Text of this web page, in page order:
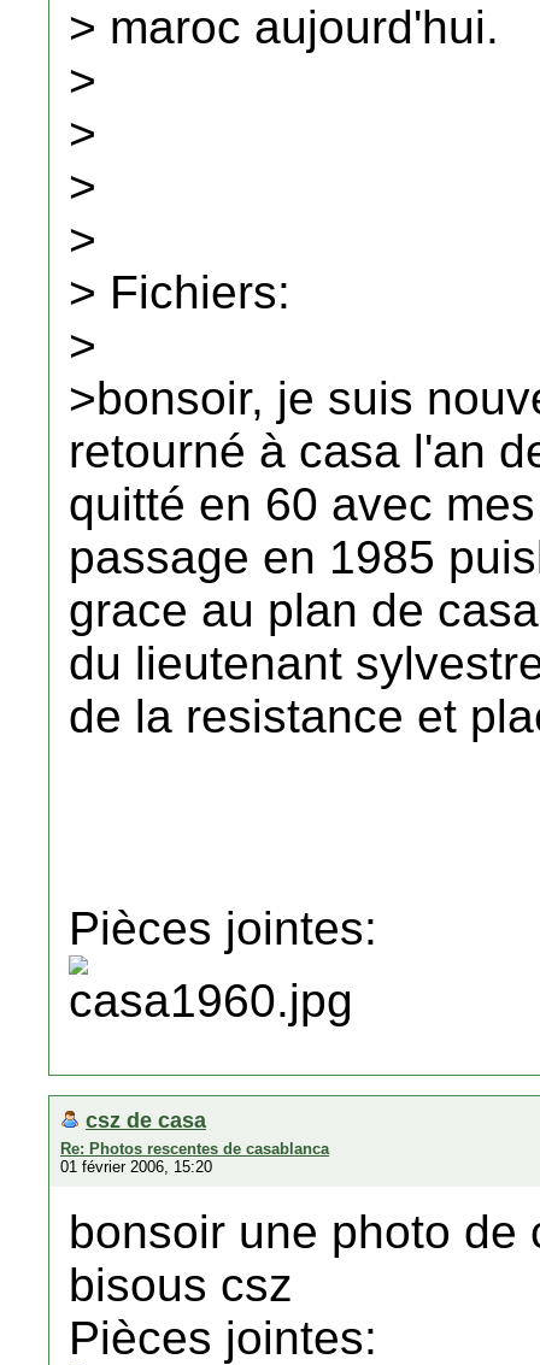
> maroc aujourd'hui.
>
>
>
>
> Fichiers:
>
>bonsoir, je suis
retourné à casa l'an
quitté en 60 avec
passage en 1985
grace au plan de
du lieutenant
de la resistance et
Pièces jointes:
csz de casa
Re: Photos rescentes de casablanca
01 février 2006, 15:20
bonsoir une photo de
bisous csz
Pièces jointes: